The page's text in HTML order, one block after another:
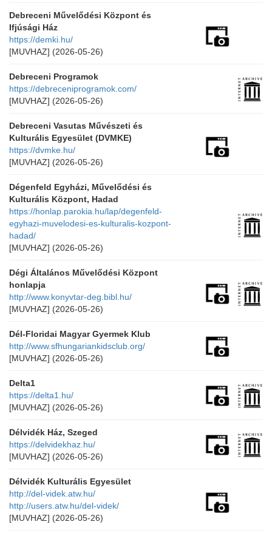
Debreceni Művelődési Központ és
Ifjúsági Ház
https://demki.hu/
[MUVHAZ] (2026-05-26)
Debreceni Programok
https://debreceniprogramok.com/
[MUVHAZ] (2026-05-26)
Debreceni Vasutas Művészeti és
Kulturális Egyesület (DVMKE)
https://dvmke.hu/
[MUVHAZ] (2026-05-26)
Dégenfeld Egyházi, Művelődési és
Kulturális Központ, Hadad
https://honlap.parokia.hu/lap/degenfeld-
egyhazi-muvelodesi-es-kulturalis-kozpont-
hadad/
[MUVHAZ] (2026-05-26)
Dégi Általános Művelődési Központ
honlapja
http://www.konyvtar-deg.bibl.hu/
[MUVHAZ] (2026-05-26)
Dél-Floridai Magyar Gyermek Klub
http://www.sfhungariankidsclub.org/
[MUVHAZ] (2026-05-26)
Delta1
https://delta1.hu/
[MUVHAZ] (2026-05-26)
Délvidék Ház, Szeged
https://delvidekhaz.hu/
[MUVHAZ] (2026-05-26)
Délvidék Kulturális Egyesület
http://del-videk.atw.hu/
http://users.atw.hu/del-videk/
[MUVHAZ] (2026-05-26)